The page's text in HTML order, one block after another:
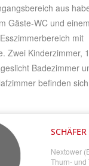
aus
Gäste-WC und einem
mit
Zwei Kinderzimmer, 1
Badezimmer
befinden sich
Nextower
Thurn- und